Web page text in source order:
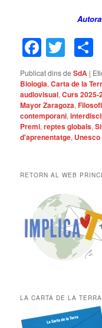
Publicat dins de SdA |
Biologia,Carta de la
audiovisual,Curs 2025-
Mayor Zaragoza,
contemporani,
Premi,reptes globals,
d'aprenentatge, Unesco
RETORN AL WEB
LA CARTA DE LA TERRA